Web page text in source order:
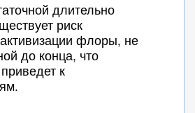
длительно
риск
флоры, не
до конца, что
к